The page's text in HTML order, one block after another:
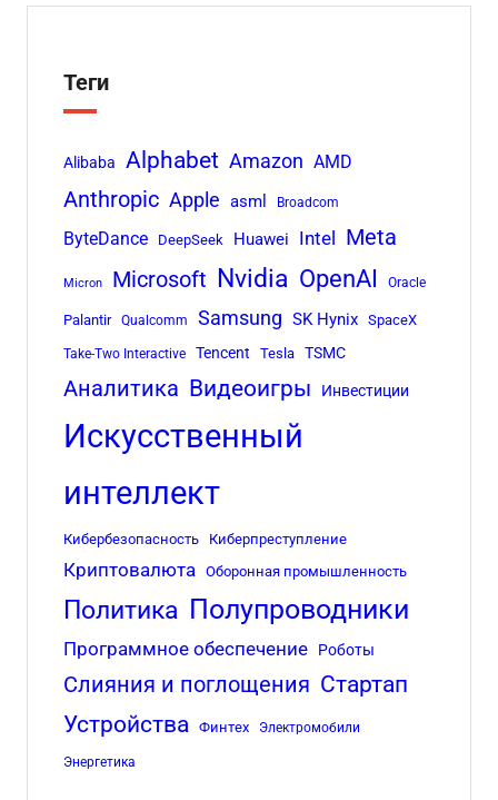
Теги
Alibaba Alphabet Amazon AMD
Anthropic Apple asml Broadcom
ByteDance DeepSeek Huawei Intel Meta
Micron Microsoft Nvidia OpenAI Oracle
Palantir Qualcomm Samsung SK Hynix SpaceX
Take-Two Interactive Tencent Tesla TSMC
Аналитика Видеоигры Инвестиции
Искусственный
интеллект
Кибербезопасность Киберпреступление
Криптовалюта Оборонная промышленность
Политика Полупроводники
Программное обеспечение Роботы
Слияния и поглощения Стартап
Устройства
Финтех Электромобили
Энергетика